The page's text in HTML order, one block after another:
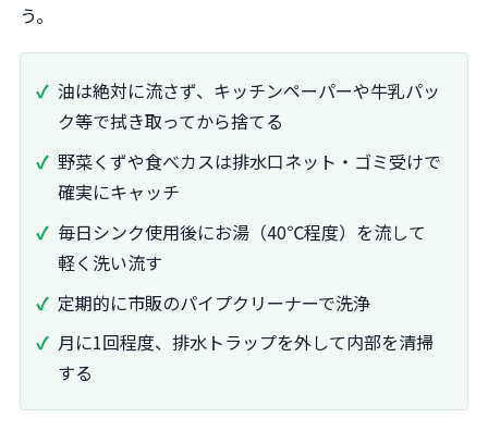
う。
油は絶対に流さず、キッチンペーパーや牛乳パッ
ク等で拭き取ってから捨てる
野菜くずや食べカスは排水口ネット・ゴミ受けで
確実にキャッチ
毎日シンク使用後にお湯（40℃程度）を流して
軽く洗い流す
定期的に市販のパイプクリーナーで洗浄
月に1回程度、排水トラップを外して内部を清掃
する